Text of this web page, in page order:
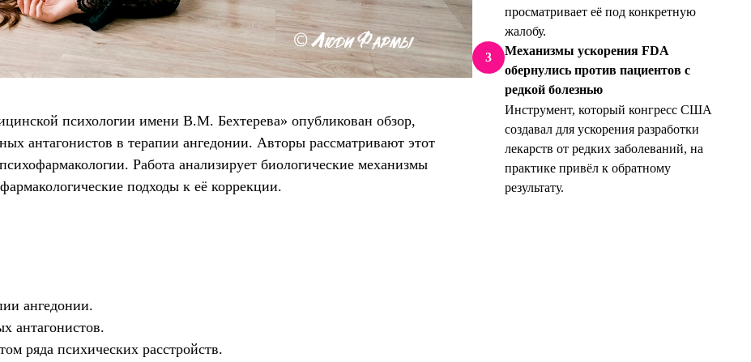
психологии имени В.М. Бехтерева» опубликован обзор,
антагонистов в терапии ангедонии. Авторы рассматривают этот
Работа анализирует биологические механизмы
подходы к её коррекции.
ангедонии.
антагонистов.
ряда психических расстройств.
просматривает её под конкретную
жалобу.
3
Механизмы ускорения FDA
обернулись против пациентов с
редкой болезнью
Инструмент, который конгресс США
создавал для ускорения разработки
лекарств от редких заболеваний, на
практике привёл к обратному
результату.